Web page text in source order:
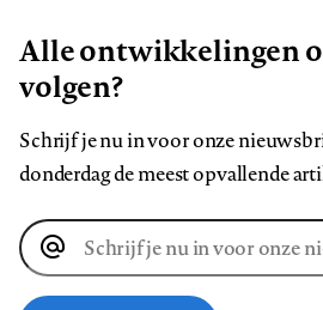
Alle ontwikkelingen
volgen?
Schrijf je nu in voor onze
donderdag de meest opvallende
E-
mailadres